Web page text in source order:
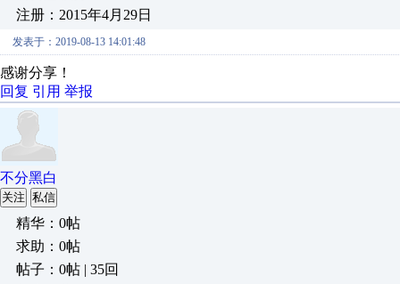
注册：2015年4月29日
发表于：2019-08-13 14:01:48
感谢分享！
回复 引用 举报
不分黑白
关注 私信
精华：0帖
求助：0帖
帖子：0帖 | 35回